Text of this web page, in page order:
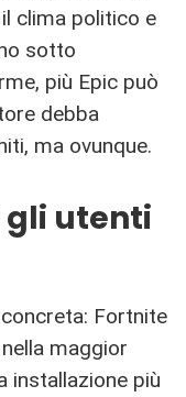
clima politico e
sotto
più Epic può
debba
ma ovunque.
gli utenti
Fortnite
maggior
installazione più